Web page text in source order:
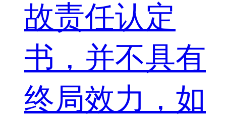
故责任认定
书，并不具有
终局效力，如